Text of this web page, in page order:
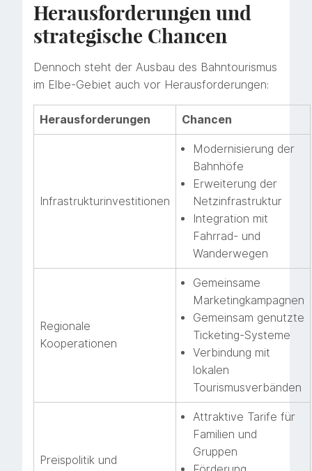
Herausforderungen und
strategische Chancen
Dennoch steht der Ausbau des Bahntourismus
im Elbe-Gebiet auch vor Herausforderungen:
Herausforderungen Chancen
Infrastrukturinvestitionen
Modernisierung der
Bahnhöfe
Erweiterung der
Netzinfrastruktur
Integration mit
Fahrrad- und
Wanderwegen
Regionale
Kooperationen
Gemeinsame
Marketingkampagnen
Gemeinsam genutzte
Ticketing-Systeme
Verbindung mit
lokalen
Tourismusverbänden
Preispolitik und
Attraktive Tarife für
Familien und
Gruppen